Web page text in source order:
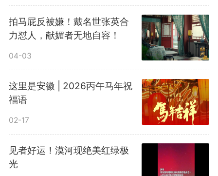
拍马屁反被嫌！戴名世张英合
力怼人，献媚者无地自容！
04-03
这里是安徽 | 2026丙午马年祝
福语
02-17
见者好运！漠河现绝美红绿极
光